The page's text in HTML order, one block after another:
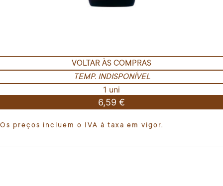
VOLTAR ÀS COMPRAS
TEMP. INDISPONÍVEL
1 uni
6,59 €
Os preços incluem o IVA à taxa em vigor.